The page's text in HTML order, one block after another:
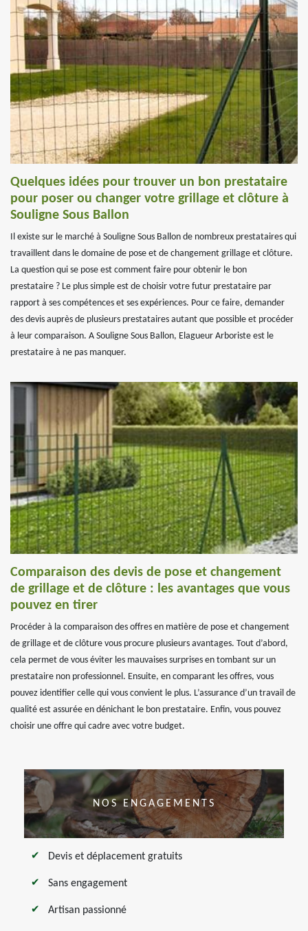
Quelques idées pour trouver un bon prestataire
pour poser ou changer votre grillage et clôture à
Souligne Sous Ballon
Il existe sur le marché à Souligne Sous Ballon de nombreux prestataires qui
travaillent dans le domaine de pose et de changement grillage et clôture.
La question qui se pose est comment faire pour obtenir le bon
prestataire ? Le plus simple est de choisir votre futur prestataire par
rapport à ses compétences et ses expériences. Pour ce faire, demander
des devis auprès de plusieurs prestataires autant que possible et procéder
à leur comparaison. A Souligne Sous Ballon, Elagueur Arboriste est le
prestataire à ne pas manquer.
Comparaison des devis de pose et changement
de grillage et de clôture : les avantages que vous
pouvez en tirer
Procéder à la comparaison des offres en matière de pose et changement
de grillage et de clôture vous procure plusieurs avantages. Tout d’abord,
cela permet de vous éviter les mauvaises surprises en tombant sur un
prestataire non professionnel. Ensuite, en comparant les offres, vous
pouvez identifier celle qui vous convient le plus. L’assurance d’un travail de
qualité est assurée en dénichant le bon prestataire. Enfin, vous pouvez
choisir une offre qui cadre avec votre budget.
NOS ENGAGEMENTS
Devis et déplacement gratuits
Sans engagement
Artisan passionné